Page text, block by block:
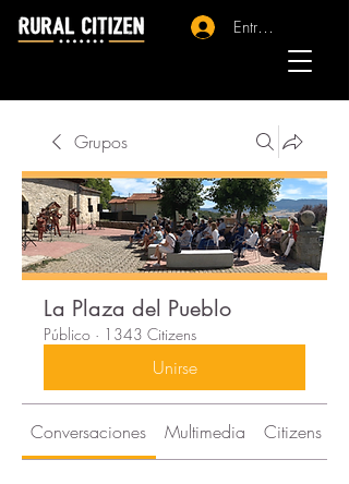
Entrar - Registro
Grupos
La Plaza del Pueblo
Público · 1343 Citizens
Unirse
Conversaciones Multimedia Citizens